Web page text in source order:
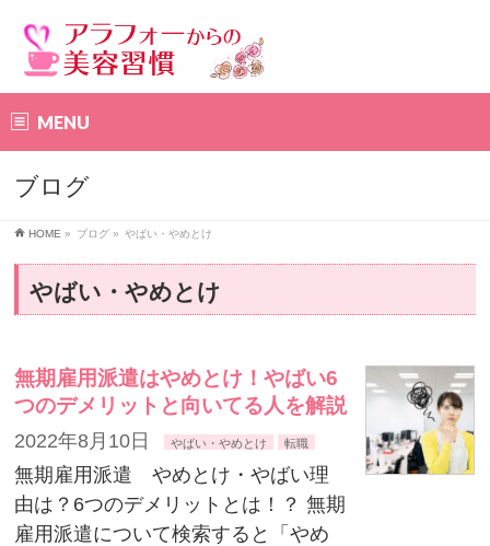
MENU
ブログ
HOME » ブログ » やばい・やめとけ
やばい・やめとけ
無期雇用派遣はやめとけ！やばい6
つのデメリットと向いてる人を解説
2022年8月10日 やばい・やめとけ 転職
無期雇用派遣 やめとけ・やばい理
由は？6つのデメリットとは！？ 無期
雇用派遣について検索すると「やめ